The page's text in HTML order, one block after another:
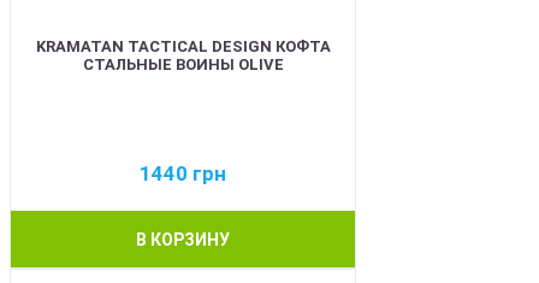
KRAMATAN TACTICAL DESIGN КОФТА
СТАЛЬНЫЕ ВОИНЫ OLIVE
1440 грн
В КОРЗИНУ